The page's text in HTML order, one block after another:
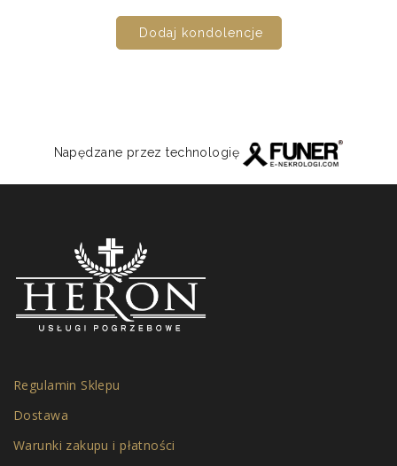
Dodaj kondolencje
Napędzane przez technologię
Regulamin Sklepu
Dostawa
Warunki zakupu i płatności